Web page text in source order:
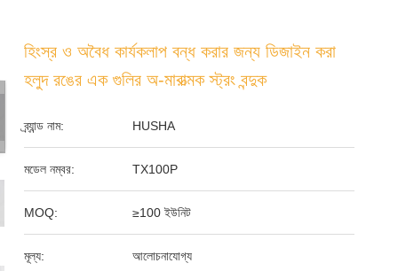
হিংস্র ও অবৈধ কার্যকলাপ বন্ধ করার জন্য ডিজাইন করা
হলুদ রঙের এক গুলির অ-মারাত্মক স্ট্রং বন্দুক
ব্র্যান্ড নাম: HUSHA
মডেল নম্বর: TX100P
MOQ: ≥100 ইউনিট
মূল্য: আলোচনাযোগ্য